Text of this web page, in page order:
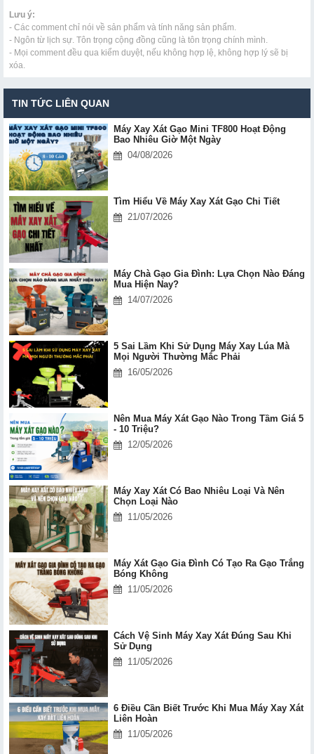
Lưu ý:
- Các comment chỉ nói về sản phẩm và tính năng sản phẩm.
- Ngôn từ lịch sự. Tôn trọng cộng đồng cũng là tôn trọng chính mình.
- Mọi comment đều qua kiểm duyệt, nếu không hợp lệ, không hợp lý sẽ bị
xóa.
TIN TỨC LIÊN QUAN
Máy Xay Xát Gạo Mini TF800 Hoạt Động
Bao Nhiêu Giờ Một Ngày
04/08/2026
Tìm Hiểu Về Máy Xay Xát Gạo Chi Tiết
21/07/2026
Máy Chà Gạo Gia Đình: Lựa Chọn Nào Đáng
Mua Hiện Nay?
14/07/2026
5 Sai Lầm Khi Sử Dụng Máy Xay Lúa Mà
Mọi Người Thường Mắc Phải
16/05/2026
Nên Mua Máy Xát Gạo Nào Trong Tầm Giá 5
- 10 Triệu?
12/05/2026
Máy Xay Xát Có Bao Nhiêu Loại Và Nên
Chọn Loại Nào
11/05/2026
Máy Xát Gạo Gia Đình Có Tạo Ra Gạo Trắng
Bóng Không
11/05/2026
Cách Vệ Sinh Máy Xay Xát Đúng Sau Khi
Sử Dụng
11/05/2026
6 Điều Cần Biết Trước Khi Mua Máy Xay Xát
Liên Hoàn
11/05/2026